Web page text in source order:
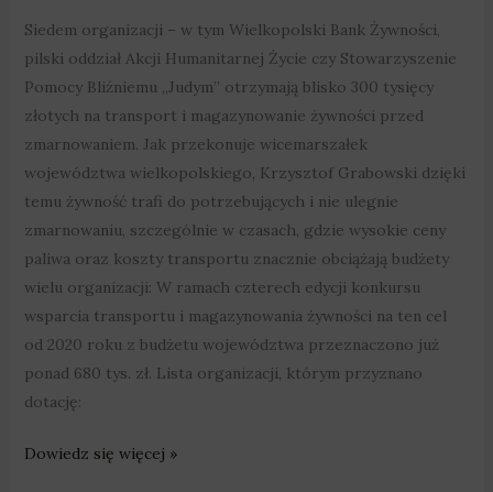
Siedem organizacji – w tym Wielkopolski Bank Żywności,
pilski oddział Akcji Humanitarnej Życie czy Stowarzyszenie
Pomocy Bliźniemu „Judym” otrzymają blisko 300 tysięcy
złotych na transport i magazynowanie żywności przed
zmarnowaniem. Jak przekonuje wicemarszałek
województwa wielkopolskiego, Krzysztof Grabowski dzięki
temu żywność trafi do potrzebujących i nie ulegnie
zmarnowaniu, szczególnie w czasach, gdzie wysokie ceny
paliwa oraz koszty transportu znacznie obciążają budżety
wielu organizacji: W ramach czterech edycji konkursu
wsparcia transportu i magazynowania żywności na ten cel
od 2020 roku z budżetu województwa przeznaczono już
ponad 680 tys. zł. Lista organizacji, którym przyznano
dotację:
Dowiedz się więcej »